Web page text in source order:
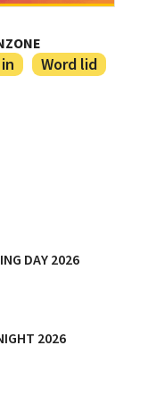
Word lid
DAY 2026
2026